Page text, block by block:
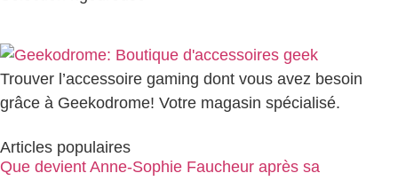
Trouver l’accessoire gaming dont vous avez besoin
grâce à Geekodrome! Votre magasin spécialisé.
Articles populaires
Que devient Anne-Sophie Faucheur après sa